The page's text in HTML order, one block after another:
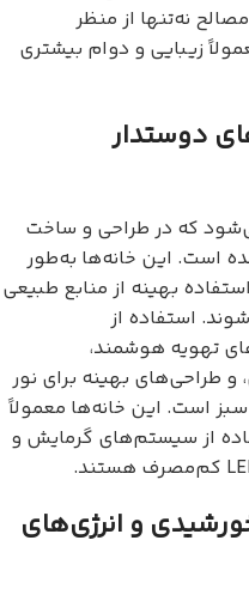
نه‌تنها از منظر
زیبایی و دوام بیشتری
دوستدار
که در طراحی و ساخت
است. این خانه‌ها به‌طور
بهینه از منابع طبیعی
استفاده از
تهویه هوشمند،
و طراحی‌های بهینه برای نور
است. این خانه‌ها معمولاً
از سیستم‌های گرمایش و
و انرژی‌های